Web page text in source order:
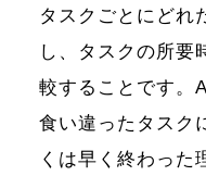
タスクごとにどれ
し、タスクの所要
較することです。
食い違ったタスク
くは早く終わった